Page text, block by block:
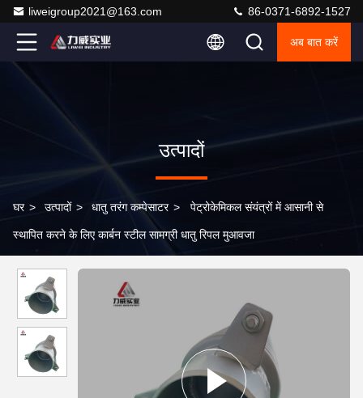
liweigroup2021@163.com 86-0371-6892-1527
अब बात करें
उत्पादों
घर > उत्पादों > धातु तरंग कम्पेसाटर > पेट्रोकेमिकल संयंत्रों में आसानी से
स्थापित करने के लिए कार्बन स्टील सामग्री धातु रिपल मुआवजा